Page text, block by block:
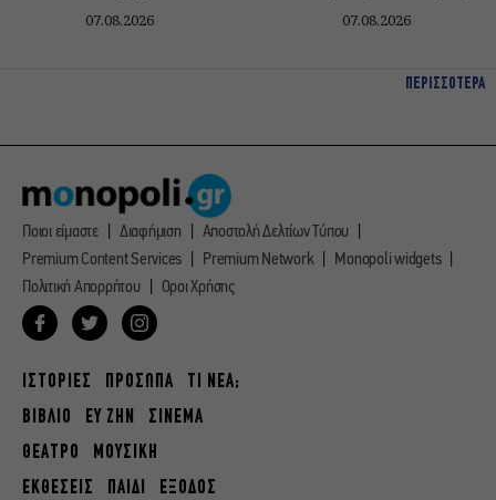
07.08.2026 07.08.2026
ΠΕΡΙΣΣΟΤΕΡΑ
Ποιοι είμαστε Διαφήμιση
Αποστολή Δελτίων Τύπου
Premium Content Services
Premium Network
Monopoli widgets
Πολιτική Απορρήτου
Οροι Χρήσης
ΙΣΤΟΡΙΕΣ ΠΡΟΣΩΠΑ
ΤΙ ΝΕΑ;
ΒΙΒΛΙΟ
ΕΥ ΖΗΝ
ΣΙΝΕΜΑ
ΘΕΑΤΡΟ
ΜΟΥΣΙΚΗ
ΕΚΘΕΣΕΙΣ
ΠΑΙΔΙ ΕΞΟΔΟΣ